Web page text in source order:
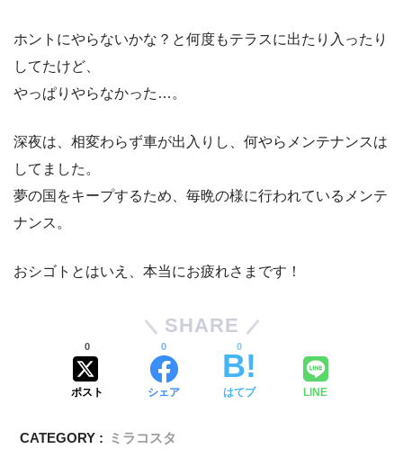
ホントにやらないかな？と何度もテラスに出たり入ったり
してたけど、
やっぱりやらなかった…。
深夜は、相変わらず車が出入りし、何やらメンテナンスは
してました。
夢の国をキープするため、毎晩の様に行われているメンテ
ナンス。
おシゴトとはいえ、本当にお疲れさまです！
SHARE
ポスト
0
シェア
0
はてブ
0
LINE
CATEGORY : ミラコスタ